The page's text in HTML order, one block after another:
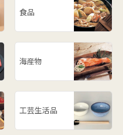
食品
海産物
工芸生活品